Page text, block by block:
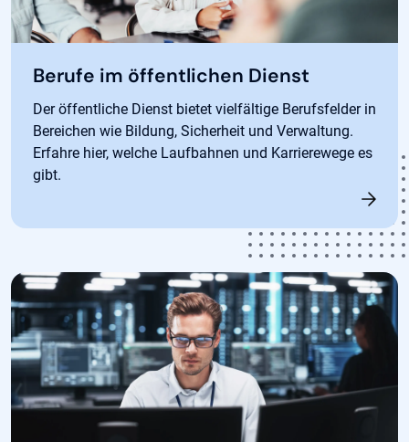
Berufe im öffentlichen Dienst
Der öffentliche Dienst bietet vielfältige Berufsfelder in
Bereichen wie Bildung, Sicherheit und Verwaltung.
Erfahre hier, welche Laufbahnen und Karrierewege es
gibt.